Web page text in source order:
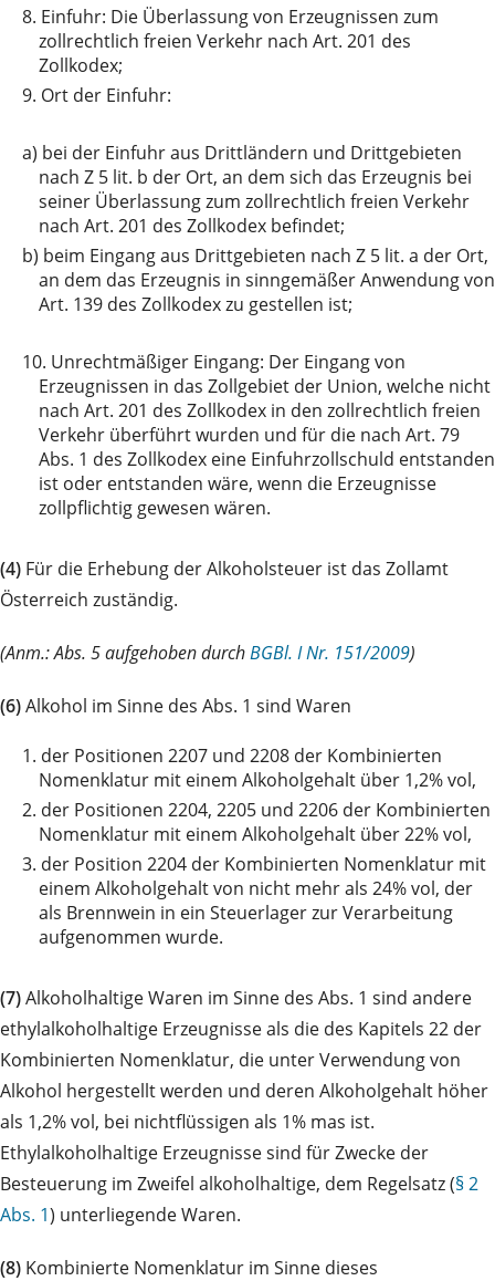
8. Einfuhr: Die Überlassung von Erzeugnissen zum
zollrechtlich freien Verkehr nach Art. 201 des
Zollkodex;
9. Ort der Einfuhr:
a) bei der Einfuhr aus Drittländern und Drittgebieten
nach Z 5 lit. b der Ort, an dem sich das Erzeugnis bei
seiner Überlassung zum zollrechtlich freien Verkehr
nach Art. 201 des Zollkodex befindet;
b) beim Eingang aus Drittgebieten nach Z 5 lit. a der Ort,
an dem das Erzeugnis in sinngemäßer Anwendung von
Art. 139 des Zollkodex zu gestellen ist;
10. Unrechtmäßiger Eingang: Der Eingang von
Erzeugnissen in das Zollgebiet der Union, welche nicht
nach Art. 201 des Zollkodex in den zollrechtlich freien
Verkehr überführt wurden und für die nach Art. 79
Abs. 1 des Zollkodex eine Einfuhrzollschuld entstanden
ist oder entstanden wäre, wenn die Erzeugnisse
zollpflichtig gewesen wären.
(4) Für die Erhebung der Alkoholsteuer ist das Zollamt
Österreich zuständig.
(Anm.: Abs. 5 aufgehoben durchBGBl. I Nr. 151/2009)
(6)Alkohol im Sinne des Abs. 1 sind Waren
1. der Positionen 2207 und 2208 der Kombinierten
Nomenklatur mit einem Alkoholgehalt über 1,2% vol,
2. der Positionen 2204, 2205 und 2206 der Kombinierten
Nomenklatur mit einem Alkoholgehalt über 22% vol,
3. der Position 2204 der Kombinierten Nomenklatur mit
einem Alkoholgehalt von nicht mehr als 24% vol, der
als Brennwein in ein Steuerlager zur Verarbeitung
aufgenommen wurde.
(7)Alkoholhaltige Waren im Sinne des Abs. 1 sind andere
ethylalkoholhaltige Erzeugnisse als die des Kapitels 22 der
Kombinierten Nomenklatur, die unter Verwendung von
Alkohol hergestellt werden und deren Alkoholgehalt höher
als 1,2% vol, bei nichtflüssigen als 1% mas ist.
Ethylalkoholhaltige Erzeugnisse sind für Zwecke der
Besteuerung im Zweifel alkoholhaltige, dem Regelsatz (§ 2
Abs. 1) unterliegende Waren.
(8) Kombinierte Nomenklatur im Sinne dieses